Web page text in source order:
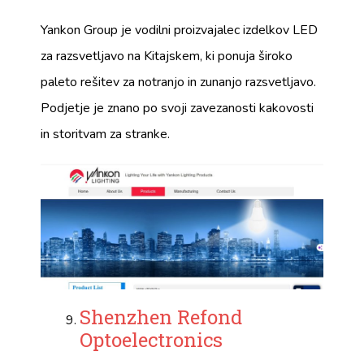
Yankon Group je vodilni proizvajalec izdelkov LED
za razsvetljavo na Kitajskem, ki ponuja široko
paleto rešitev za notranjo in zunanjo razsvetljavo.
Podjetje je znano po svoji zavezanosti kakovosti
in storitvam za stranke.
Shenzhen Refond
Optoelectronics